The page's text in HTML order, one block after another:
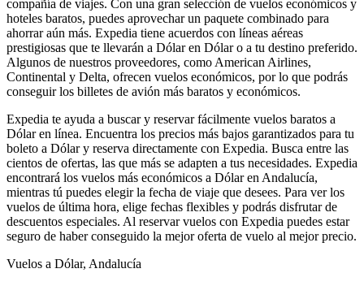
compañía de viajes. Con una gran selección de vuelos económicos y
hoteles baratos, puedes aprovechar un paquete combinado para
ahorrar aún más. Expedia tiene acuerdos con líneas aéreas
prestigiosas que te llevarán a Dólar en Dólar o a tu destino preferido.
Algunos de nuestros proveedores, como American Airlines,
Continental y Delta, ofrecen vuelos económicos, por lo que podrás
conseguir los billetes de avión más baratos y económicos.
Expedia te ayuda a buscar y reservar fácilmente vuelos baratos a
Dólar en línea. Encuentra los precios más bajos garantizados para tu
boleto a Dólar y reserva directamente con Expedia. Busca entre las
cientos de ofertas, las que más se adapten a tus necesidades. Expedia
encontrará los vuelos más económicos a Dólar en Andalucía,
mientras tú puedes elegir la fecha de viaje que desees. Para ver los
vuelos de última hora, elige fechas flexibles y podrás disfrutar de
descuentos especiales. Al reservar vuelos con Expedia puedes estar
seguro de haber conseguido la mejor oferta de vuelo al mejor precio.
Vuelos a Dólar, Andalucía